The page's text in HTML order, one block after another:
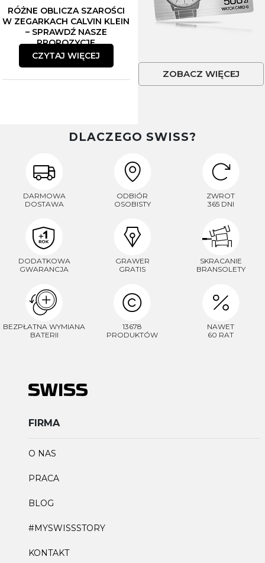
RÓŻNE OBLICZA SZAROŚCI
W ZEGARKACH CALVIN KLEIN
– SPRAWDŹ NASZE
PROPOZYCJE
CZYTAJ WIĘCEJ
ZOBACZ WIĘCEJ
DLACZEGO SWISS?
DARMOWA
DOSTAWA
ODBIÓR
OSOBISTY
ZWROT
365 DNI
DODATKOWA
GWARANCJA
GRAWER
GRATIS
SKRACANIE
BRANSOLETY
BEZPŁATNA WYMIANA
BATERII
13678
PRODUKTÓW
NAWET
60 RAT
FIRMA
O NAS
PRACA
BLOG
#MYSWISSSTORY
KONTAKT